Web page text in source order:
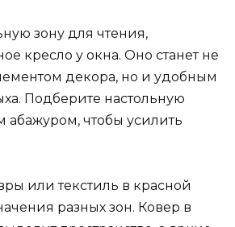
зону для чтения,
кресло у окна. Оно станет не
декора, но и удобным
Подберите настольную
абажуром, чтобы усилить
или текстиль в красной
разных зон. Ковер в